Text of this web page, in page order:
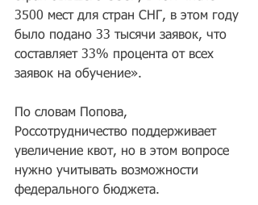
3500 мест для стран СНГ, в этом году
было подано 33 тысячи заявок, что
составляет 33% процента от всех
заявок на обучение».
По словам Попова,
Россотрудничество поддерживает
увеличение квот, но в этом вопросе
нужно учитывать возможности
федерального бюджета.